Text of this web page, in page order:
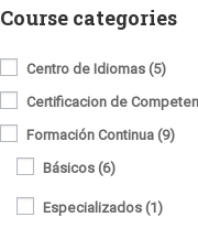
Course categories
Centro de Idiomas (5)
Certificacion de
Formación Continua (9)
Básicos (6)
Especializados (1)